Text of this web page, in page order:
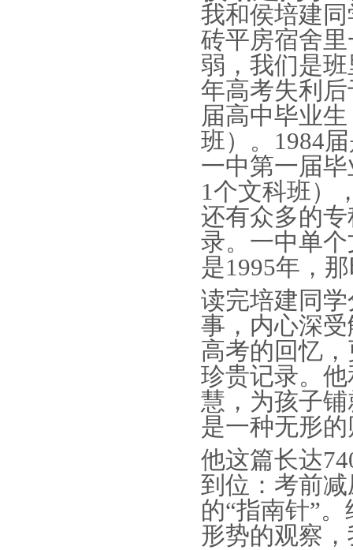
我和侯培建
砖平房宿舍
弱，我们是
年高考失利
届高中毕业
班）。1984
一中第一届
1个文科班）
还有众多的
录。一中单
是1995年，
读完培建同学
事，内心深
高考的回忆
珍贵记录。 他
慧，为孩子
是一种无形
他这篇长达
到位：考前
的“指南针”。
形势的观察